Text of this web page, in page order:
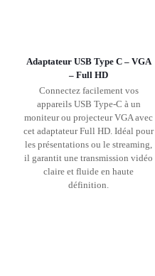
Adaptateur USB Type C – VGA
– Full HD
Connectez facilement vos
appareils USB Type-C à un
moniteur ou projecteur VGA avec
cet adaptateur Full HD. Idéal pour
les présentations ou le streaming,
il garantit une transmission vidéo
claire et fluide en haute
définition.